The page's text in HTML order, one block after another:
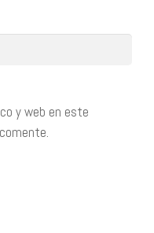
y web en este